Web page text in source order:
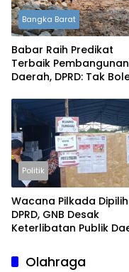
Bangka Barat
Babar Raih Predikat
Terbaik Pembangunan
Daerah, DPRD: Tak
Politik
Wacana Pilkada Dipilih
DPRD, GNB Desak
Keterlibatan Publik
Olahraga